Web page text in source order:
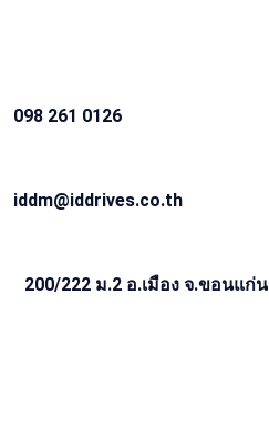
098 261 0126
iddm@iddrives.co.th
200/222 ม.2 อ.เมือง จ.ขอนแก่น